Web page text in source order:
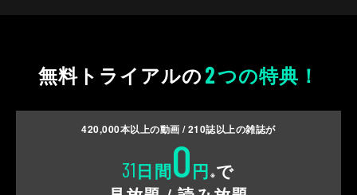
無料トライアルの2つの特典！
420,000本以上の動画 /210誌以上の雑誌が
31日間0円 ※で